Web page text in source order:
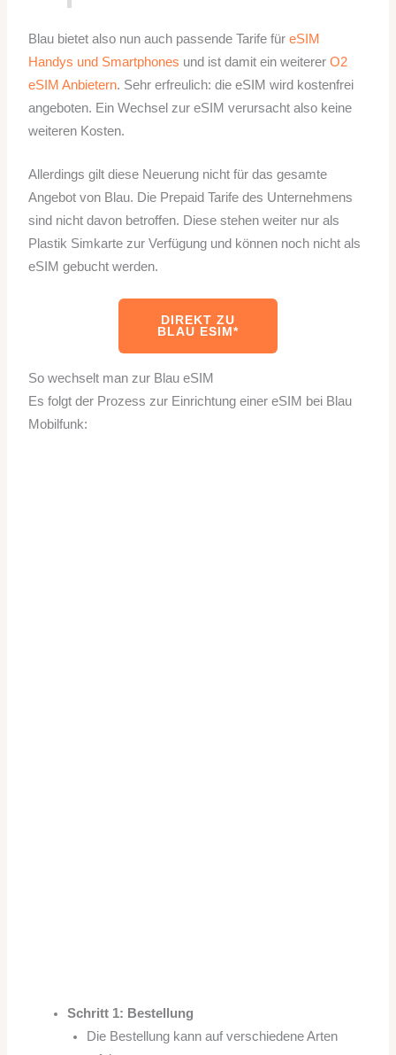
Blau bietet also nun auch passende Tarife füreSIM
Handys und Smartphones und ist damit ein weitererO2
eSIM Anbietern. Sehr erfreulich: die eSIM wird kostenfrei
angeboten. Ein Wechsel zur eSIM verursacht also keine
weiteren Kosten.
Allerdings gilt diese Neuerung nicht für das gesamte
Angebot von Blau. Die Prepaid Tarife des Unternehmens
sind nicht davon betroffen. Diese stehen weiter nur als
Plastik Simkarte zur Verfügung und können noch nicht als
eSIM gebucht werden.
DIREKT ZU
BLAU ESIM*
So wechselt man zur Blau eSIM
Es folgt der Prozess zur Einrichtung einer eSIM bei Blau
Mobilfunk:
Schritt 1: Bestellung
Die Bestellung kann auf verschiedene Arten